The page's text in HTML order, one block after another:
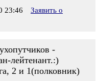
23:46
Заявить о
-
лейтенант.:)
2 и 1(полковник)